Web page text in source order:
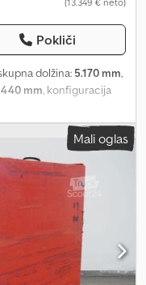
Pokliči
dolžina: 5.170 mm,
mm , konfiguracija
vrata *
* Servisna loputa 34,9
1.000 kg??? (1.000 kg
* Lahka aluminijasta
z zamrzovalnim
rolo zavesa na
OCEAN SPRAY ---
VOZIL takoj na
pologa ++ // ++
// ++ Predaja starega
++ Garancija do 36
Mali oglas